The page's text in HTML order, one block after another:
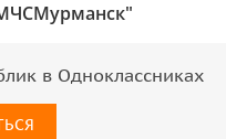
в Одноклассниках